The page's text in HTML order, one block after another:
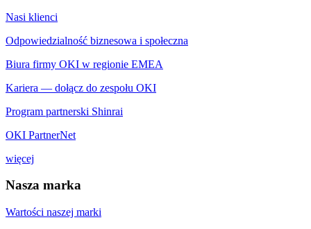
Nasi klienci
Odpowiedzialność biznesowa i społeczna
Biura firmy OKI w regionie EMEA
Kariera — dołącz do zespołu OKI
Program partnerski Shinrai
OKI PartnerNet
więcej
Nasza marka
Wartości naszej marki